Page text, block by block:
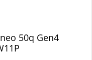
50q Gen4